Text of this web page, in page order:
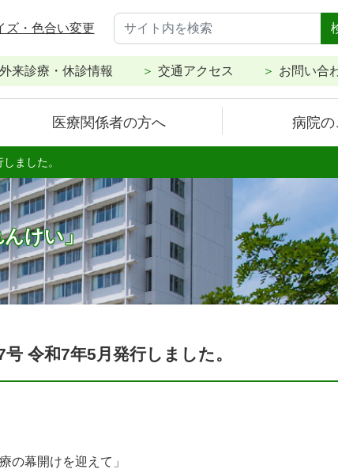
ズ・色合い変更
外来診療・休診情報 交通アクセス お問い合
医療関係者の方へ 病院
ました。
んけい」
令和7年5月発行しました。
の幕開けを迎えて」